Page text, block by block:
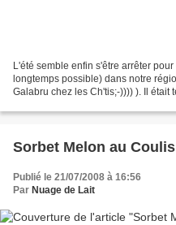
L'été semble enfin s'être arrêter
longtemps possible) dans notre
Galabru chez les Ch'tis;-)))) ). Il était
Sorbet Melon au
Publié le 21/07/2008 à 16:56
Par Nuage de Lait